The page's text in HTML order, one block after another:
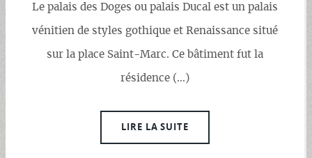
Le palais des Doges ou palais Ducal est un palais
vénitien de styles gothique et Renaissance situé
sur la place Saint-Marc. Ce bâtiment fut la
résidence (…)
LIRE LA SUITE